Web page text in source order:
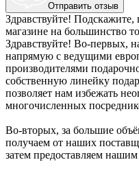
Отправить отзыв
Здравствуйте!
магазине на большинство
Здравствуйте! Во-первых,
напрямую с ведущими
производителями
собственную линейку
позволяет нам избежать
многочисленных
Во-вторых, за большие
получаем от наших
затем предоставляем